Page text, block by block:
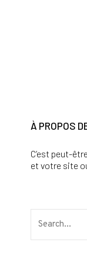
À PROPOS
C’est peut-
et votre site